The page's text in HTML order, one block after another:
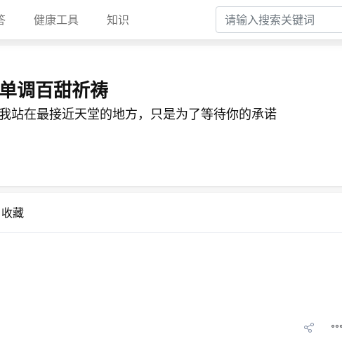
健康工具 知识
单调百甜祈祷
我站在最接近天堂的地方，只是为了等待你的承诺
收藏